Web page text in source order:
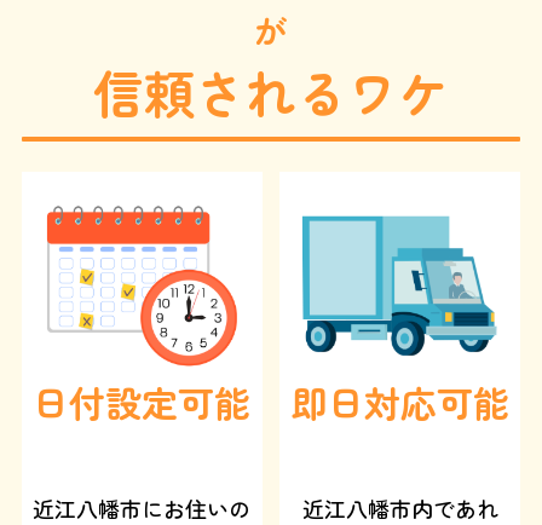
、
が
信頼されるワケ
日付設定可能
近江八幡市にお住いの
即日対応可能
近江八幡市内であれ